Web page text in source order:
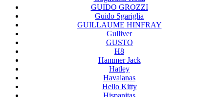
GUIDO GROZZI
Guido Sgariglia
GUILLAUME HINFRAY
Gulliver
GUSTO
H8
Hammer Jack
Hatley
Havaianas
Hello Kitty